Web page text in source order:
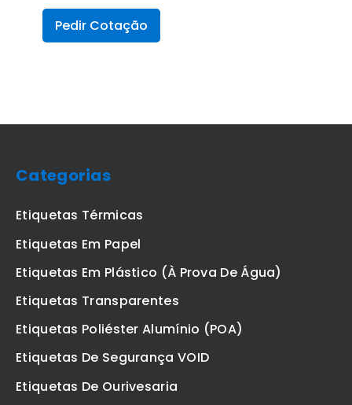
Pedir Cotação
Categorias
Etiquetas Térmicas
Etiquetas Em Papel
Etiquetas Em Plástico (à Prova De Água)
Etiquetas Transparentes
Etiquetas Poliéster Alumínio (POA)
Etiquetas De Segurança VOID
Etiquetas De Ourivesaria